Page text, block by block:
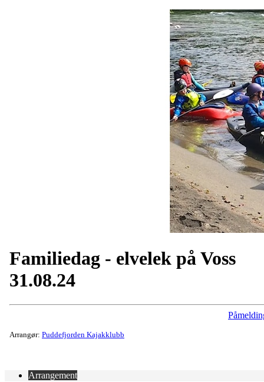
Familiedag - elvelek på Voss
31.08.24
Arrangør: Puddefjorden Kajakklubb
Arrangement